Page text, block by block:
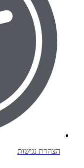
הצהרת נגישות